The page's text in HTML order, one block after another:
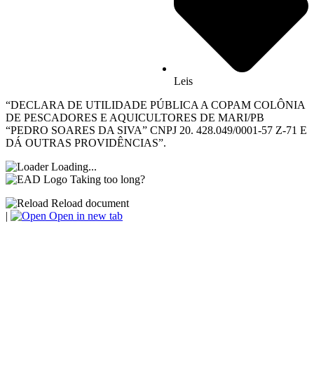
Leis
“DECLARA DE UTILIDADE PÚBLICA A COPAM COLÔNIA
DE PESCADORES E AQUICULTORES DE MARI/PB
“PEDRO SOARES DA SIVA” CNPJ 20. 428.049/0001-57 Z-71 E
DÁ OUTRAS PROVIDÊNCIAS”.
Loading...
Taking too long?
Reload document
|
Open in new tab